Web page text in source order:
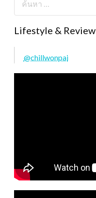
Lifestyle & Review
@chillwonpai